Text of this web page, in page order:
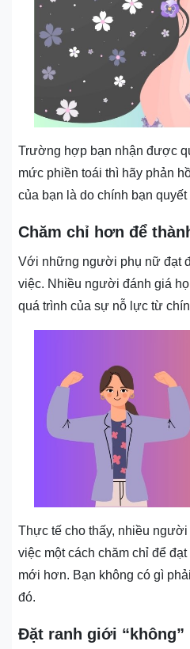
Trường hợp bạn nhận được
mức phiền toái thì hãy phản
của bạn là do chính bạn quyết
Chăm chỉ hơn để
Với những người phụ nữ đạt
việc. Nhiều người đánh giá
quá trình của sự nỗ lực từ
Thực tế cho thấy, nhiều
việc một cách chăm chỉ để
mới hơn. Bạn không có gì
đó.
Đặt ranh giới “không”